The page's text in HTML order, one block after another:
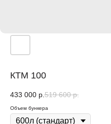
КТМ 100
433 000 р.519 600 р.
Объем бункера